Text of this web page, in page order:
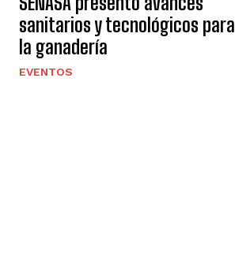
sanitarios y tecnológicos para
la ganadería
EVENTOS